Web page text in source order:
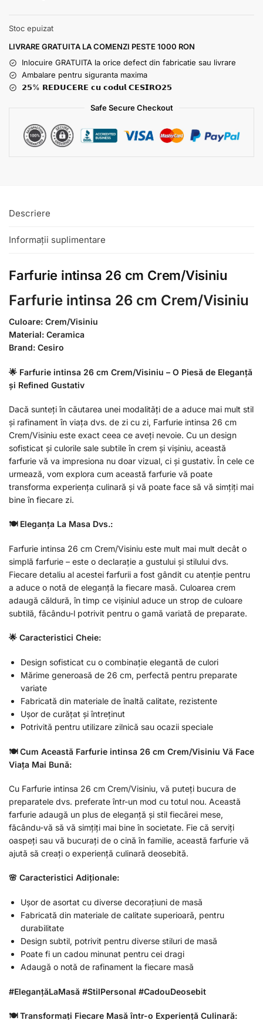
Stoc epuizat
LIVRARE GRATUITA LA COMENZI PESTE 1000 RON
Inlocuire GRATUITA la orice defect din fabricatie sau livrare
Ambalare pentru siguranta maxima
𝟮𝟱% 𝗥𝗘𝗗𝗨𝗖𝗘𝗥𝗘 𝗰𝘂 𝗰𝗼𝗱𝘂𝗹 𝗖𝗘𝗦𝗜𝗥𝗢𝟮𝟱
Safe Secure Checkout
Descriere
Informații suplimentare
Farfurie intinsa 26 cm Crem/Visiniu
Farfurie intinsa 26 cm Crem/Visiniu
Culoare: Crem/Visiniu
Material: Ceramica
Brand: Cesiro
🌟 Farfurie intinsa 26 cm Crem/Visiniu – O Piesă de Eleganță
și Refined Gustativ
Dacă sunteți în căutarea unei modalități de a aduce mai mult stil
și rafinament în viața dvs. de zi cu zi, Farfurie intinsa 26 cm
Crem/Visiniu este exact ceea ce aveți nevoie. Cu un design
sofisticat și culorile sale subtile în crem și vișiniu, această
farfurie vă va impresiona nu doar vizual, ci și gustativ. În cele ce
urmează, vom explora cum această farfurie vă poate
transforma experiența culinară și vă poate face să vă simțiți mai
bine în fiecare zi.
🍽 Eleganța La Masa Dvs.:
Farfurie intinsa 26 cm Crem/Visiniu este mult mai mult decât o
simplă farfurie – este o declarație a gustului și stilului dvs.
Fiecare detaliu al acestei farfurii a fost gândit cu atenție pentru
a aduce o notă de eleganță la fiecare masă. Culoarea crem
adaugă căldură, în timp ce vișiniul aduce un strop de culoare
subtilă, făcându-l potrivit pentru o gamă variată de preparate.
🌟 Caracteristici Cheie:
Design sofisticat cu o combinație elegantă de culori
Mărime generoasă de 26 cm, perfectă pentru preparate
variate
Fabricată din materiale de înaltă calitate, rezistente
Ușor de curățat și întreținut
Potrivită pentru utilizare zilnică sau ocazii speciale
🍽 Cum Această Farfurie intinsa 26 cm Crem/Visiniu Vă Face
Viața Mai Bună:
Cu Farfurie intinsa 26 cm Crem/Visiniu, vă puteți bucura de
preparatele dvs. preferate într-un mod cu totul nou. Această
farfurie adaugă un plus de eleganță și stil fiecărei mese,
făcându-vă să vă simțiți mai bine în societate. Fie că serviți
oaspeți sau vă bucurați de o cină în familie, această farfurie vă
ajută să creați o experiență culinară deosebită.
🌸 Caracteristici Adiționale:
Ușor de asortat cu diverse decorațiuni de masă
Fabricată din materiale de calitate superioară, pentru
durabilitate
Design subtil, potrivit pentru diverse stiluri de masă
Poate fi un cadou minunat pentru cei dragi
Adaugă o notă de rafinament la fiecare masă
#EleganțăLaMasă #StilPersonal #CadouDeosebit
🍽 Transformați Fiecare Masă într-o Experiență Culinară: